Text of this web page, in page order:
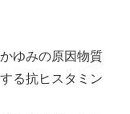
ゆみの原因物質
る抗ヒスタミン